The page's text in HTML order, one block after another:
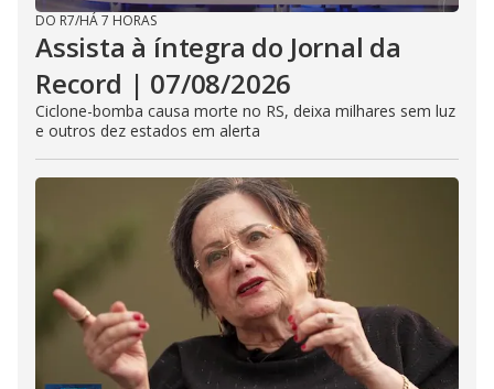
DO R7/HÁ 7 HORAS
Assista à íntegra do Jornal da
Record | 07/08/2026
Ciclone-bomba causa morte no RS, deixa milhares sem luz
e outros dez estados em alerta